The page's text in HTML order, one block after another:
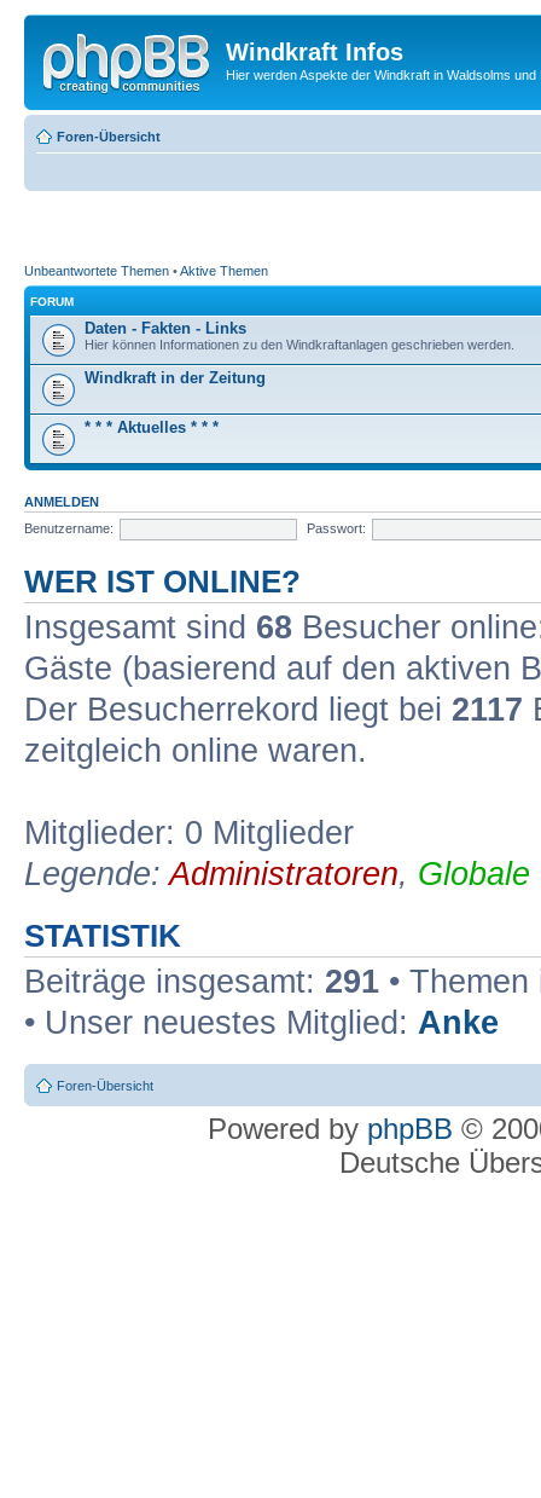
Windkraft Infos
Hier werden Aspekte der Windkraft in Waldsolms
Foren-Übersicht
Unbeantwortete Themen •Aktive Themen
FORUM
Daten - Fakten - Links
Hier können Informationen zu den Windkraftanlagen geschrieben werden.
Windkraft in der Zeitung
* * * Aktuelles * * *
ANMELDEN
Benutzername:
Passwort:
WER IST ONLINE?
Insgesamt sind 68 Besucher
Gäste (basierend auf den aktiven
Der Besucherrekord liegt bei 2117
zeitgleich online waren.
Mitglieder: 0 Mitglieder
Legende:Administratoren, Globale
STATISTIK
Beiträge insgesamt: 291 •
• Unser neuestes Mitglied: Anke
Foren-Übersicht
Powered by phpBB ©
Deutsche